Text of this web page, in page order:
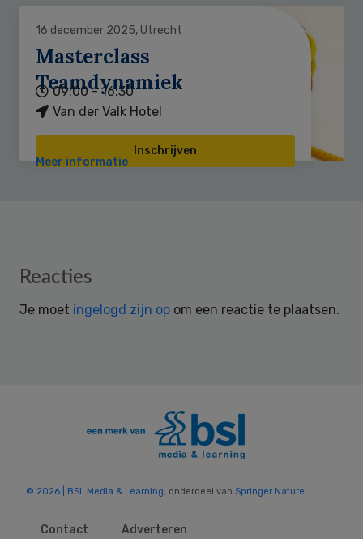
16 december 2025, Utrecht
Masterclass
Teamdynamiek
09:00 - 16:30
Van der Valk Hotel
Inschrijven
Meer informatie
Reader
Reacties
Je moet ingelogd zijn op om een reactie te plaatsen.
© 2026 | BSL Media & Learning, onderdeel van Springer Nature
Contact Adverteren